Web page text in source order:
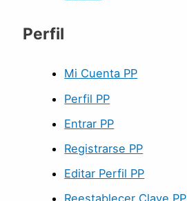
Perfil
Mi Cuenta PP
Perfil PP
Entrar PP
Registrarse PP
Editar Perfil PP
Reestablecer Clave PP